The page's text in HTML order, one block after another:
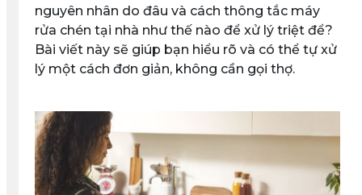
nguyên nhân do đâu và cách thông tắc máy
rửa chén tại nhà như thế nào để xử lý triệt để?
Bài viết này sẽ giúp bạn hiểu rõ và có thể tự xử
lý một cách đơn giản, không cần gọi thợ.